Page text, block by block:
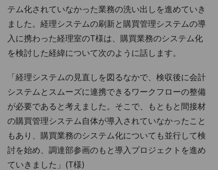
テム化されていなかった業務の洗い出しを進めていき
ました。経理システムの刷新と購買管理システムの導
入に携わった経理室のT様は、購買業務のシステム化
を検討した経緯について次のように話します。
「経理システムの見直しを図るなかで、検収後に会計
システムとスムーズに連携できるワークフローの整備
が必要であると考えました。そこで、もともと間接材
の購買管理システム自体が導入されていなかったこと
もあり、購買業務のシステム化についても並行して検
討を始め、調達部参画のもと導入プロジェクトを進め
ていきました」(T様)